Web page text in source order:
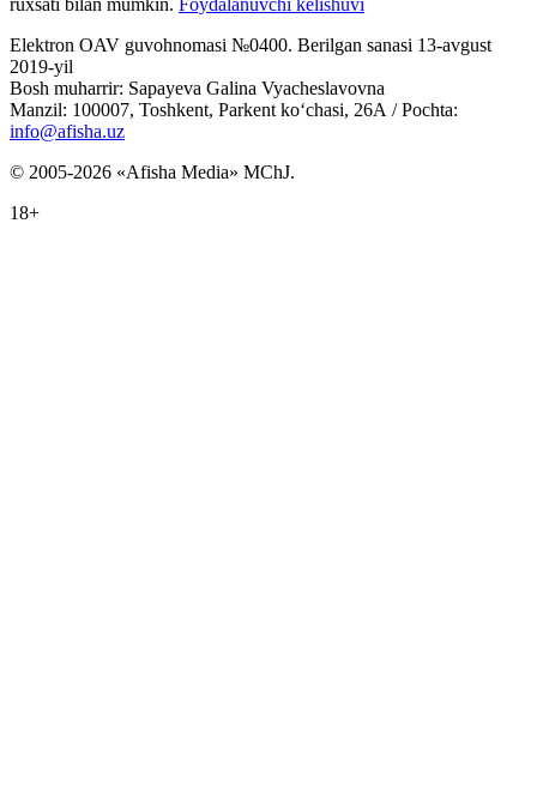
Elektron OAV guvohnomasi №0400. Berilgan sanasi 13-avgust
2019-yil
Bosh muharrir: Sapayeva Galina Vyacheslavovna
Manzil: 100007, Toshkent, Parkent ko‘chasi, 26А / Pochta:
info@afisha.uz
© 2005-2026 «Afisha Media» MChJ.
18+